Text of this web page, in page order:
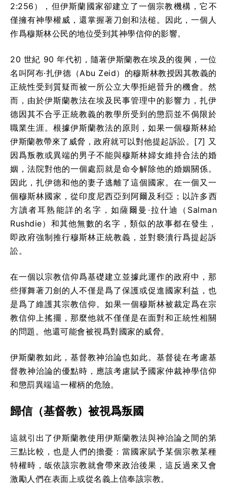
2:256），但伊斯蘭國家卻建立了一個宗教機構，它不
僅擁有神學權威，還掌握著刀劍和法槌。因此，一個人
作爲穆斯林公民的地位受到其神學信仰的影響。
20 世紀 90 年代初，隨著伊斯蘭教在埃及的復興，一位
名叫阿布·扎伊德（Abu Zeid）的穆斯林教授因其教義的
正統性受到質疑而被一所公立大學拒絕晉升的機會。然
而，由於伊斯蘭教法在埃及民事管理中的影響力，扎伊
德因其不合乎正統教義的教學所受到的懲罰並不侷限於
職業生涯。根據伊斯蘭教法的原則，如果一個穆斯林給
伊斯蘭教帶來了威脅，政府就可以對他提起訴訟。[7] 又
因爲叛教或異端的男子不能與穆斯林婦女維持合法的婚
姻，法院對他的一個處罰就是命令解除他的婚姻關係。
因此，扎伊德和他的妻子逃離了這個國家。在一個又一
個穆斯林國家，從印度尼西亞到阿爾及利亞；以許多西
方讀者耳熟能詳的名字，如薩爾曼·拉什迪（Salman
Rushdie）和其他無數的名字，類似的故事都在發生，
即政府強制推行穆斯林正統教義，並對褻瀆行爲提起訴
訟。
在一個以宗教信仰爲基礎建立並據此運作的政府中，那
些揮舞著刀劍的人不僅是爲了保護或促進國家利益，也
是爲了維護其宗教信仰。如果一個穆斯林被裁定爲在宗
教信仰上搖擺，那麼他就不僅僅是在面對和正統性相關
的問題。他還可能會被視爲對國家的威脅。
伊斯蘭教如此，基督教神治論也如此。基督徒在考慮基
督教神治論的優點時，應該考慮賦予國家仲裁神學信仰
和懲罰異端這一權柄的危險。
歸信（基督教）被視爲叛國
這就引出了伊斯蘭教使用伊斯蘭教法與神治論之間的第
三點比較，也是人們的擔憂：當國家賦予某個宗教某種
特權時，皈依該宗教就會帶來政治後果，這反過來又會
激勵人們在表面上或從名義上信奉該宗教。